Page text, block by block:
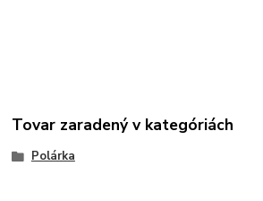
Tovar zaradený v kategóriách
Polárka